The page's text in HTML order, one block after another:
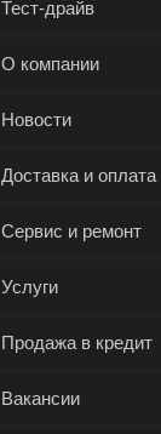
Тест-драйв
О компании
Новости
Доставка и оплата
Сервис и ремонт
Услуги
Продажа в кредит
Вакансии